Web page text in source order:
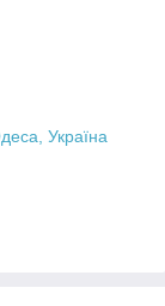
Україна